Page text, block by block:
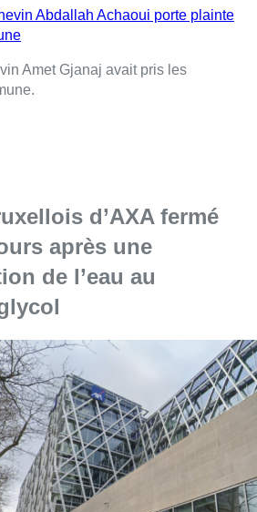
Abdallah Achaoui porte plainte
Amet Gjanaj avait pris les
d’AXA fermé
après une
de l’eau au